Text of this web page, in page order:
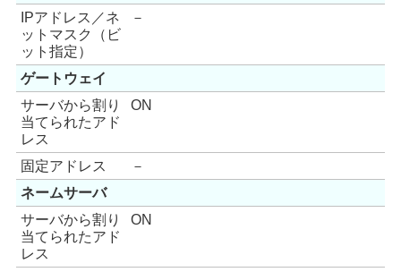
IPアドレス／ネ
ットマスク（ビ
ット指定）
－
ゲートウェイ
サーバから割り
当てられたアド
レス
ON
固定アドレス
－
ネームサーバ
サーバから割り
当てられたアド
レス
ON